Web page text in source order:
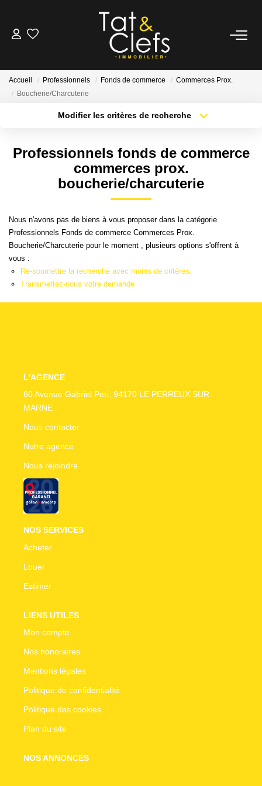
LOCATION
Nos Biens Loués
ESTIMATION
PARTENAIRE TRANSACTION
CONTACT
Accueil Professionnels Fonds de commerce
Commerces Prox.
Boucherie/Charcuterie
Modifier les critères de recherche
Plus de critères Créer une alerte
Professionnels fonds de commerce
commerces prox.
boucherie/charcuterie
Nous n'avons pas de biens à vous proposer dans la catégorie
Professionnels Fonds de commerce Commerces Prox.
Boucherie/Charcuterie pour le moment , plusieurs options s'offrent à
vous :
Re-soumettre la recherche avec moins de critères.
Transmettez-nous votre demande
L'AGENCE
60 Avenue Gabriel Peri, 94170 LE PERREUX SUR
MARNE
Nous contacter
Notre agence
Nous rejoindre
NOS SERVICES
Acheter
Louer
Estimer
LIENS UTILES
Mon compte
Nos honoraires
Mentions légales
Politique de confidentialité
Politique des cookies
Plan du site
NOS ANNONCES